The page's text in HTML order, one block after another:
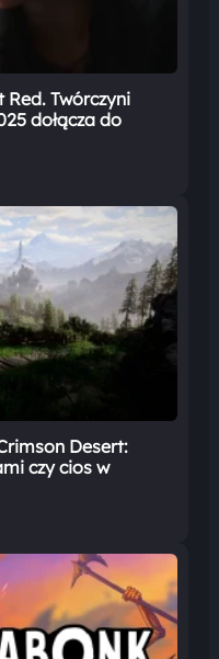
Red. Twórczyni
dołącza do
Desert:
czy cios w